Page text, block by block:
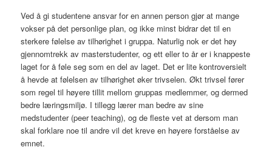
Ved å gi studentene ansvar for en annen person gjør at mange
vokser på det personlige plan, og ikke minst bidrar det til en
sterkere følelse av tilhørighet i gruppa. Naturlig nok er det høy
gjennomtrekk av masterstudenter, og ett eller to år er i knappeste
laget for å føle seg som en del av laget. Det er lite kontroversielt
å hevde at følelsen av tilhørighet øker trivselen. Økt trivsel fører
som regel til høyere tillit mellom gruppas medlemmer, og dermed
bedre læringsmiljø. I tillegg lærer man bedre av sine
medstudenter (peer teaching), og de fleste vet at dersom man
skal forklare noe til andre vil det kreve en høyere forståelse av
emnet.